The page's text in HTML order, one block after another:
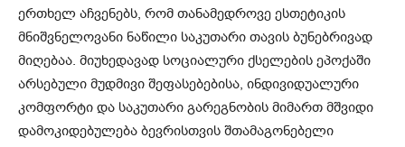
ერთხელ აჩვენებს, რომ თანამედროვე ესთეტიკის
მნიშვნელოვანი ნაწილი საკუთარი თავის ბუნებრივად
მიღებაა. მიუხედავად სოციალური ქსელების ეპოქაში
არსებული მუდმივი შეფასებებისა, ინდივიდუალური
კომფორტი და საკუთარი გარეგნობის მიმართ მშვიდი
დამოკიდებულება ბევრისთვის შთამაგონებელი